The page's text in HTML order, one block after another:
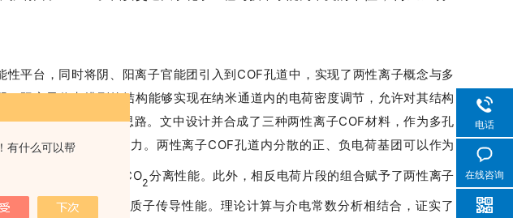
有什么可以帮
平台，同时将阴、阳离子官能团引入到COF孔道中，实现了两性离子概念与多
阳离子位点排列的结构能够实现在纳米通道内的电荷密度调节，允许对其结构
的材料提供了新的思路。文中设计并合成了三种两性离子COF材料，作为多孔
展现出极大的应用潜力。两性离子COF孔道内分散的正、负电荷基团可以作为
/CO2分离性能。此外，相反电荷片段的组合赋予了两性离子
咪唑后实现了优异的质子传导性能。理论计算与介电常数分析相结合，证实了
电话
在线咨询